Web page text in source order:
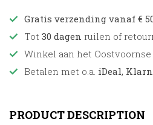
Gratis verzending vanaf €
Tot 30 dagen ruilen of
Winkel aan het Oostvoornse
Betalen met o.a. iDeal,
PRODUCT DESCRIPTION